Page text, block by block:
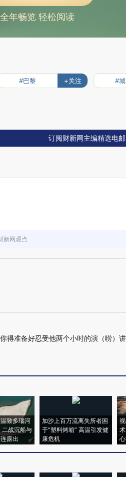
全年畅览 轻松阅读
#巴黎 +关注 #
订阅财新网主编精选电邮
新网观点
得准备好忍受他两个小时的演（唠）讲
致多瑙河
二战沉船与
露出
加沙上百万流离失所者困
于“塑料烤箱” 高温引发健
康危机